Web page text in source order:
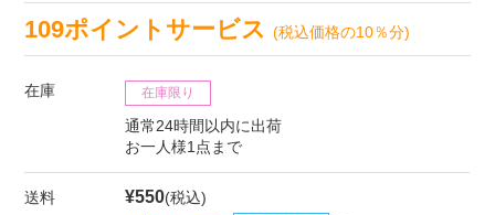
109ポイントサービス(税込価格の10％分)
在庫 在庫限り
通常24時間以内に出荷
お一人様1点まで
送料 ¥550(税込)